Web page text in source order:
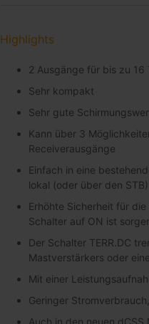
Highlights
2 Ausgänge für bis zu 16
Sehr kompakt
Sehr gute
Kann über 3
Receiverausgänge
Einfach in eine
lokal (oder über den
Erhöhte Sicherheit für
Schalter auf ON ist
Der Schalter TERR.DC
Mastverstärkers oder
Mit einer
Geringer